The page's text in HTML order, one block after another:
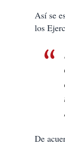
Así se
los
De